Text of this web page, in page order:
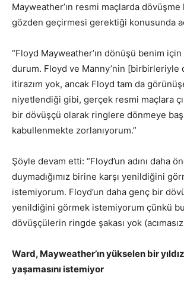
Mayweather’ın resmi maçlarda dövüşme
gözden geçirmesi gerektiği konusunda
“Floyd Mayweather’ın dönüşü benim için
durum. Floyd ve Manny’nin [birbirleriyle
itirazım yok, ancak Floyd tam da
niyetlendiği gibi, gerçek resmi maçlara
bir dövüşçü olarak ringlere dönmeye
kabullenmekte zorlanıyorum.”
Şöyle devam etti: “Floyd’un adını daha
duymadığımız birine karşı yenildiğini
istemiyorum. Floyd’un daha genç bir
yenildiğini görmek istemiyorum çünkü
dövüşçülerin ringde şakası yok
Ward, Mayweather’ın yükselen bir
yaşamasını istemiyor